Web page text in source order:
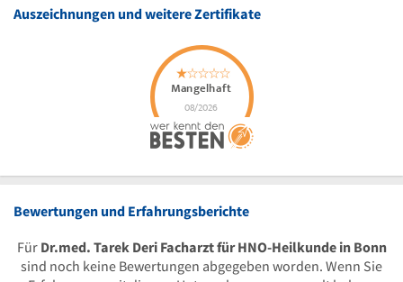
Auszeichnungen und weitere Zertifikate
Bewertungen und Erfahrungsberichte
Für Dr.med. Tarek Deri Facharzt für HNO-Heilkunde in Bonn
sind noch keine Bewertungen abgegeben worden. Wenn Sie